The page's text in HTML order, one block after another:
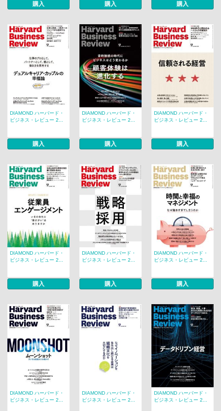
購入 購入 購入
DIAMOND ハーバード・
ビジネス・レビュー 2...
購入
DIAMOND ハーバード・
ビジネス・レビュー 2...
購入
DIAMOND ハーバード・
ビジネス・レビュー 2...
購入
DIAMOND ハーバード・
ビジネス・レビュー 2...
購入
DIAMOND ハーバード・
ビジネス・レビュー 2...
購入
DIAMOND ハーバード・
ビジネス・レビュー 2...
購入
DIAMOND ハーバード・
ビジネス・レビュー 2...
DIAMOND ハーバード・
ビジネス・レビュー 2...
DIAMOND ハーバード・
ビジネス・レビュー 2...